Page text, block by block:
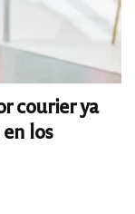
courier ya
los